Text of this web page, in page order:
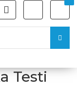
Testi